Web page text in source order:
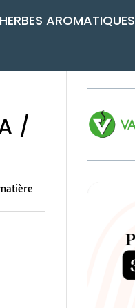
HERBES AROMATIQUES
/